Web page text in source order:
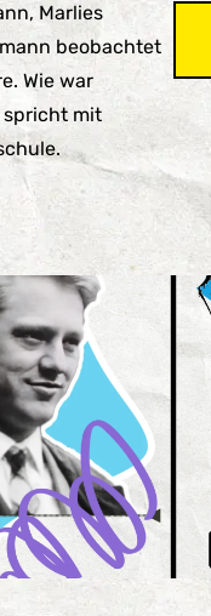
Marlies
beobachtet
Wie war
spricht mit